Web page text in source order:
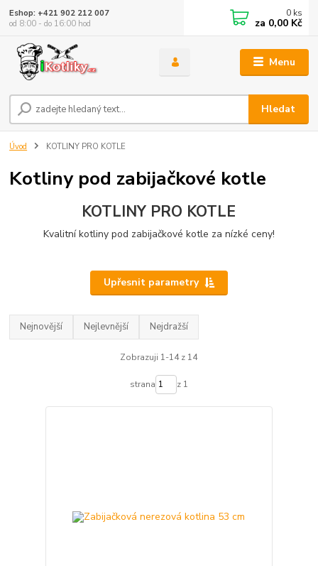
Menu
Hledat
Eshop: +421 902 212 007
od 8:00 - do 16:00 hod
0 ks
za 0,00 Kč
Úvod KOTLINY PRO KOTLE
Kotliny pod zabijačkové kotle
KOTLINY PRO KOTLE
Kvalitní kotliny pod zabijačkové kotle za nízké ceny!
Upřesnit parametry
Nejnovější Nejlevnější Nejdražší
Zobrazuji 1-14 z 14
strana z 1